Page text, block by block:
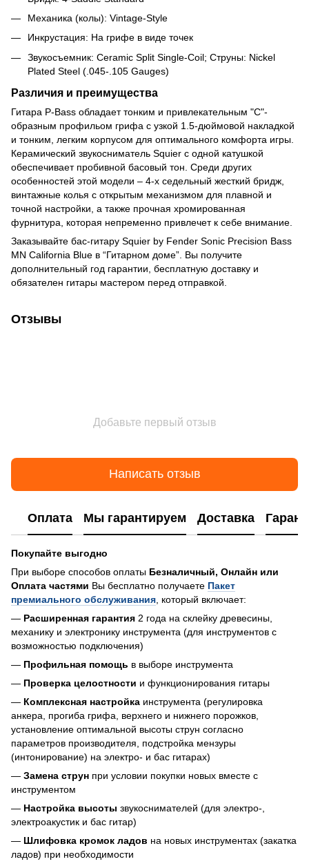
Механика (колы): Vintage-Style
Инкрустация: На грифе в виде точек
Звукосъемник: Ceramic Split Single-Coil; Струны: Nickel
Plated Steel (.045-.105 Gauges)
Различия и преимущества
Гитара P-Bass обладает тонким и привлекательным "С"-
образным профильом грифа с узкой 1.5-дюймовой накладкой
и тонким, легким корпусом для оптимального комфорта игры.
Керамический звукосниматель Squier с одной катушкой
обеспечивает пробивной басовый тон. Среди других
особенностей этой модели – 4-х седельный жесткий бридж,
винтажные колья с открытым механизмом для плавной и
точной настройки, а также прочная хромированная
фурнитура, которая непременно привлечет к себе внимание.
Заказывайте бас-гитару Squier by Fender Sonic Precision Bass
MN California Blue в “Гитарном доме”. Вы получите
дополнительный год гарантии, бесплатную доставку и
обязателен гитары мастером перед отправкой.
Отзывы
Добавьте первый отзыв
Написать отзыв
Оплата Мы гарантируем Доставка
Покупайте выгодно
При выборе способов оплаты Безналичный, Онлайн или
Оплата частями Вы бесплатно получаете Пакет
премиального обслуживания , который включает:
— Расширенная гарантия 2 года на склейку древесины,
механику и электронику инструмента (для инструментов с
возможностью подключения)
— Профильная помощь в выборе инструмента
— Проверка целостности и функционирования гитары
— Комплексная настройка инструмента (регулировка
анкера, прогиба грифа, верхнего и нижнего порожков,
установление оптимальной высоты струн согласно
параметров производителя, подстройка мензуры
(интонирование) на электро- и бас гитарах)
— Замена струн при условии покупки новых вместе с
инструментом
— Настройка высоты звукоснимателей (для электро-,
электроакустик и бас гитар)
— Шлифовка кромок ладов на новых инструментах (закатка
ладов) при необходимости